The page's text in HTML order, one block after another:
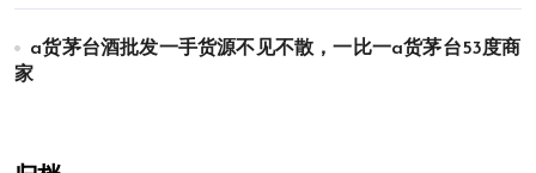
a货茅台酒批发一手货源不见不散，一比一a货茅台53度商
家